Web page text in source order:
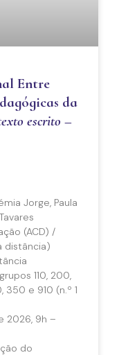
Entre
da
escrito –
Jorge, Paula
(ACD) /
distância)
110, 200,
350 e 910 (n.º 1
2026, 9h –
do